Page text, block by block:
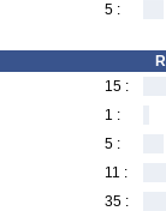
5 :
15 :
1 :
5 :
11 :
35 :